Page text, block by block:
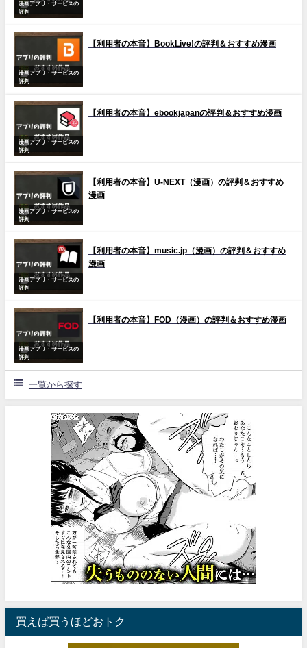
漫画アプリ・サービスの
評判
漫画アプリ・サービスの
評判
【利用者の本音】BookLive!の評判＆おすすめ漫画
漫画アプリ・サービスの
評判
【利用者の本音】ebookjapanの評判＆おすすめ漫画
漫画アプリ・サービスの
評判
【利用者の本音】U-NEXT（漫画）の評判＆おすすめ
漫画
漫画アプリ・サービスの
評判
【利用者の本音】music.jp（漫画）の評判＆おすすめ
漫画
漫画アプリ・サービスの
評判
【利用者の本音】FOD（漫画）の評判＆おすすめ漫画
一覧から探す
買えば買うほどおトク